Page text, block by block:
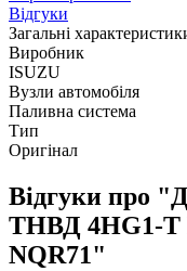
Відгуки
Загальні
Виробник
ISUZU
Вузли автомобіля
Паливна система
Тип
Оригінал
Відгуки про
ТНВД 4HG1-
NQR71"